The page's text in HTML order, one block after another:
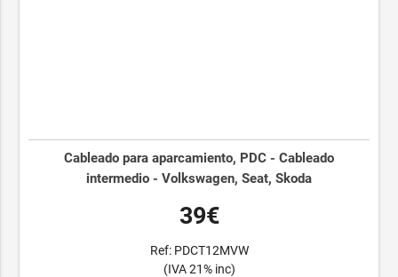
Cableado para aparcamiento, PDC - Cableado
intermedio - Volkswagen, Seat, Skoda
39€
Ref: PDCT12MVW
(IVA 21% inc)